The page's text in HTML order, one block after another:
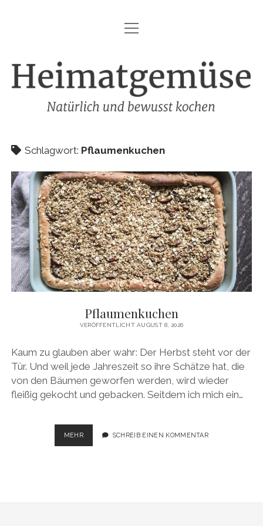
HEIMATGEMÜSE
DAS KOCHBUCH
FOODFOTOGRAFIE
REZEPTE
IMPRESSUM
DATENSCHUTZ
facebook
pinterestinstagram
amazon
E-
Mail
Menü
öffnen
Heimatgemüse
Schlagwort: Pflaumenkuchen
Pflaumenkuchen
VERÖFFENTLICHT AUGUST 8, 2026
Kaum zu glauben aber wahr: Der Herbst steht vor der
Tür. Und weil jede Jahreszeit so ihre Schätze hat, die
von den Bäumen geworfen werden, wird wieder
fleißig gekocht und gebacken. Seitdem ich mich ein…
MEHRPFLAUMENKUCHEN
SCHREIB EINEN KOMMENTAR